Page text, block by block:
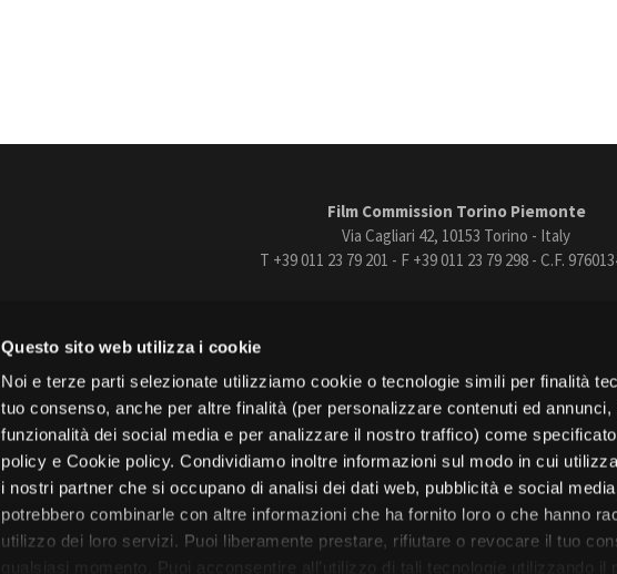
Questo sito web utilizza i cookie
Noi e terze parti selezionate utilizziamo cookie o tecnologie simili per finalità
tuo consenso, anche per altre finalità (per personalizzare contenuti ed annunci,
funzionalità dei social media e per analizzare il nostro traffico) come
policy e Cookie policy. Condividiamo inoltre informazioni sul modo in cui
i nostri partner che si occupano di analisi dei dati web, pubblicità e social
potrebbero combinarle con altre informazioni che ha fornito loro o che hanno
utilizzo dei loro servizi. Puoi liberamente prestare, rifiutare o revocare il tuo
qualsiasi momento. Puoi acconsentire all’utilizzo di tali tecnologie utilizzando il
Film Commission Torino Piemonte
Via Cagliari 42, 10153 Torino - Italy
T +39 011 23 79 201 - F +39 011 23 79 298 - C.F.
FacebookInstagramYoutubeVimeo
Città di Torino Regione Piemonte